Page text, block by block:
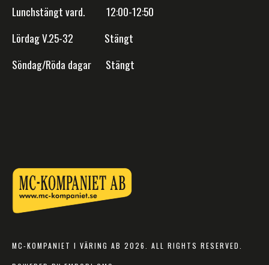
Lunchstängt vard. 12:00-12:50
Lördag V.25-32 Stängt
Söndag/Röda dagar Stängt
MC-KOMPANIET I VÄRING AB 2026. ALL RIGHTS RESERVED.